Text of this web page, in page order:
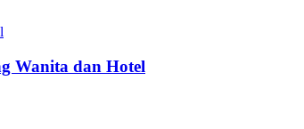
Wanita dan Hotel